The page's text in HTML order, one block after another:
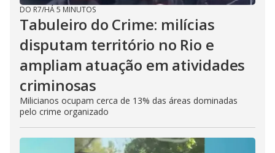
DO R7/HÁ 5 MINUTOS
Tabuleiro do Crime: milícias
disputam território no Rio e
ampliam atuação em atividades
criminosas
Milicianos ocupam cerca de 13% das áreas dominadas
pelo crime organizado